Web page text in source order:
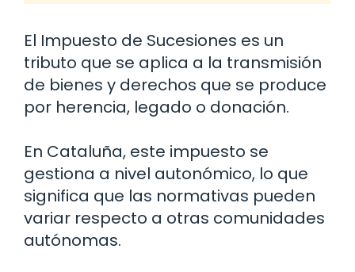
El Impuesto de Sucesiones es un
tributo que se aplica a la transmisión
de bienes y derechos que se produce
por herencia, legado o donación.
En Cataluña, este impuesto se
gestiona a nivel autonómico, lo que
significa que las normativas pueden
variar respecto a otras comunidades
autónomas.